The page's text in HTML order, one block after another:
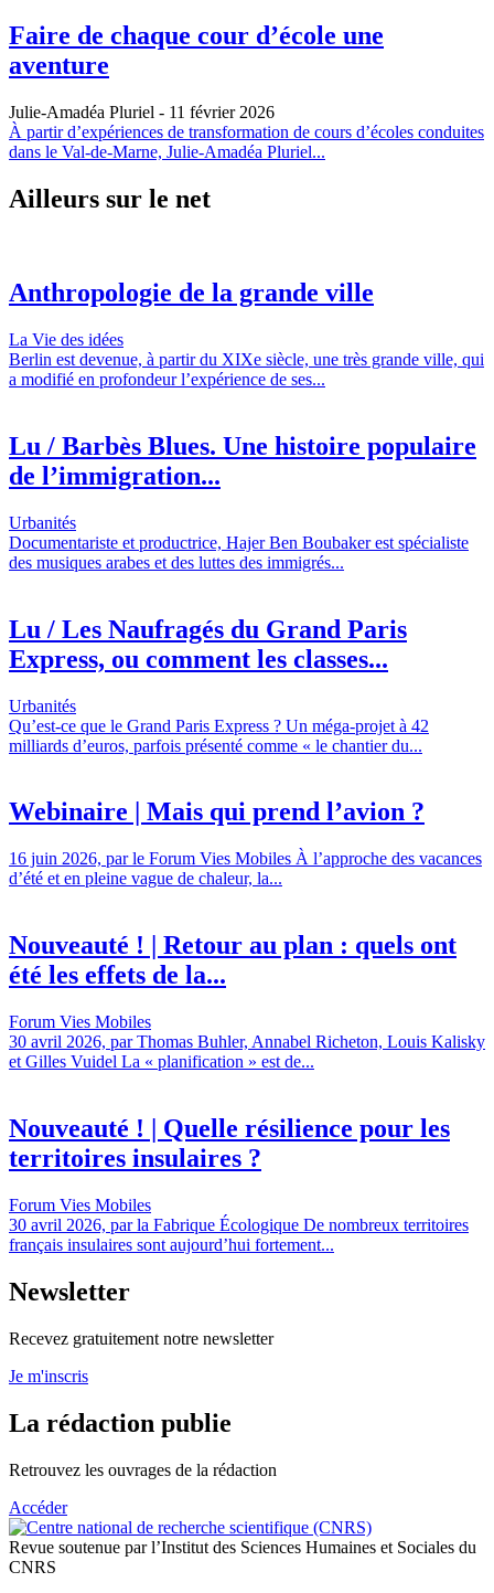
Faire de chaque cour d’école une
aventure
Julie-Amadéa Pluriel - 11 février 2026
À partir d’expériences de transformation de cours d’écoles conduites
dans le Val-de-Marne, Julie-Amadéa Pluriel...
Ailleurs sur le net
Anthropologie de la grande ville
La Vie des idées
Berlin est devenue, à partir du XIXe siècle, une très grande ville, qui
a modifié en profondeur l’expérience de ses...
Lu / Barbès Blues. Une histoire populaire
de l’immigration...
Urbanités
Documentariste et productrice, Hajer Ben Boubaker est spécialiste
des musiques arabes et des luttes des immigrés...
Lu / Les Naufragés du Grand Paris
Express, ou comment les classes...
Urbanités
Qu’est-ce que le Grand Paris Express ? Un méga-projet à 42
milliards d’euros, parfois présenté comme « le chantier du...
Webinaire | Mais qui prend l’avion ?
16 juin 2026, par le Forum Vies Mobiles À l’approche des vacances
d’été et en pleine vague de chaleur, la...
Nouveauté ! | Retour au plan : quels ont
été les effets de la...
Forum Vies Mobiles
30 avril 2026, par Thomas Buhler, Annabel Richeton, Louis Kalisky
et Gilles Vuidel La « planification » est de...
Nouveauté ! | Quelle résilience pour les
territoires insulaires ?
Forum Vies Mobiles
30 avril 2026, par la Fabrique Écologique De nombreux territoires
français insulaires sont aujourd’hui fortement...
Newsletter
Recevez gratuitement notre newsletter
Je m'inscris
La rédaction publie
Retrouvez les ouvrages de la rédaction
Accéder
Revue soutenue par l’Institut des Sciences Humaines et Sociales du
CNRS